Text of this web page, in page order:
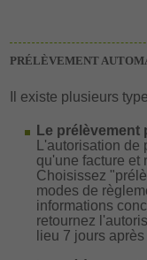
PRÉLÈVEMENT
Il existe plusieurs
Le prélèvement
L'autorisation
qu'une facture et
Choisissez
modes de
informations
retournez
lieu 7 jours